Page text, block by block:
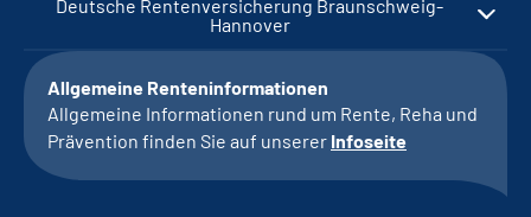
Deutsche Rentenversicherung Braunschweig-
Hannover
Allgemeine Renteninformationen
Allgemeine Informationen rund um Rente, Reha und
Prävention finden Sie auf unserer Infoseite